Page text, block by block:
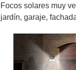
Focos solares muy
jardín, garaje,